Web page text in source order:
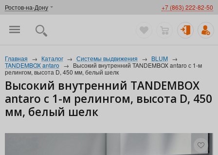
Ростов-на-Дону +7 (863) 222-82-50
Главная → Каталог → Системы выдвижения → BLUM →
TANDEMBOX antaro → Высокий внутренний TANDEMBOX antaro с 1-м
релингом, высота D, 450 мм, белый шелк
Высокий внутренний TANDEMBOX
antaro с 1-м релингом, высота D, 450
мм, белый шелк